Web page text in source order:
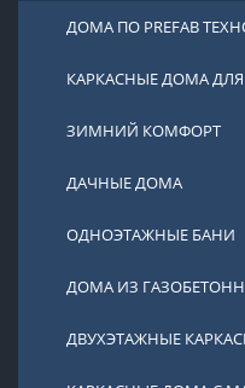
ДОМА ПО PREFAB
КАРКАСНЫЕ ДОМА
ЗИМНИЙ КОМФОРТ
ДАЧНЫЕ ДОМА
ОДНОЭТАЖНЫЕ БАНИ
ДОМА ИЗ
ДВУХЭТАЖНЫЕ